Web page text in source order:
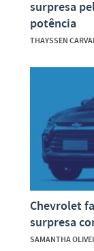
surpresa
potência
THAYSSEN
Chevrolet
surpresa
SAMANTHA